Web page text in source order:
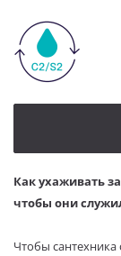
Как ухаживать
чтобы они
Чтобы